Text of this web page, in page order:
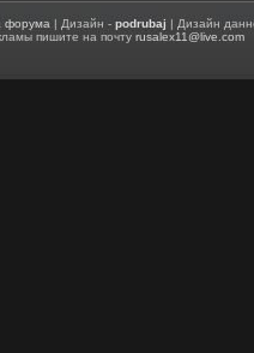
форума | Дизайн -podrubaj | Дизайн
пишите на почтуrusalex11@live.com